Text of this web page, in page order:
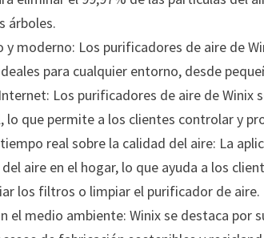
árboles.
y moderno: Los purificadores de aire de
para cualquier entorno, desde
Los purificadores de aire de
lo que permite a los clientes controlar y
real sobre la calidad del aire: La
aire en el hogar, lo que ayuda a los
los filtros o limpiar el purificador de aire.
el medio ambiente: Winix se destaca